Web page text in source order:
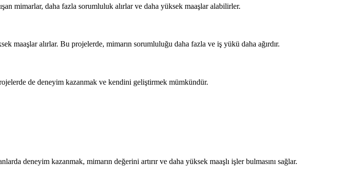
mimarlar, daha fazla sorumluluk alırlar ve daha yüksek maaşlar alabilirler.
maaşlar alırlar. Bu projelerde, mimarın sorumluluğu daha fazla ve iş yükü daha ağırdır.
de deneyim kazanmak ve kendini geliştirmek mümkündür.
deneyim kazanmak, mimarın değerini artırır ve daha yüksek maaşlı işler bulmasını sağlar.